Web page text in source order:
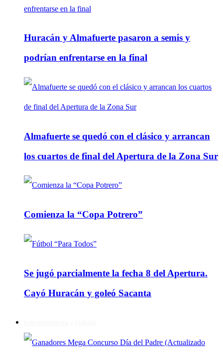
Huracán y Almafuerte pasaron a semis y
podrían enfrentarse en la final
Almafuerte se quedó con el clásico y arrancan
los cuartos de final del Apertura de la Zona Sur
Comienza la “Copa Potrero”
Se jugó parcialmente la fecha 8 del Apertura.
Cayó Huracán y goleó Sacanta